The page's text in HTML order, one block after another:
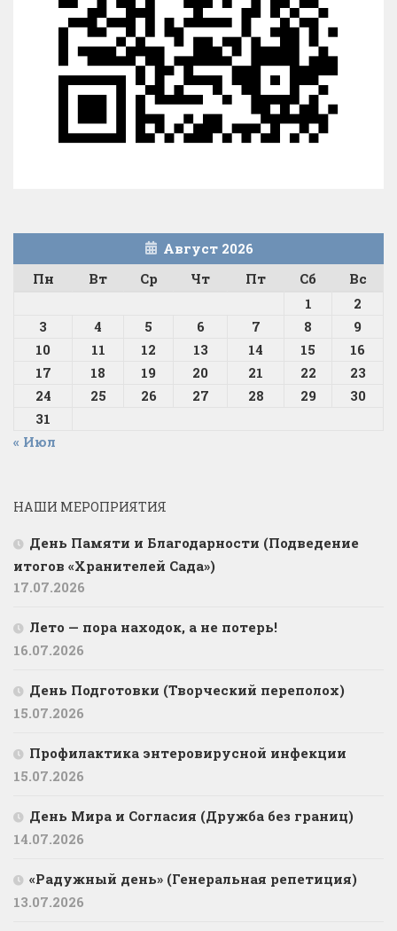
Август 2026
Пн
Вт Ср Чт Пт Сб
Вс
1
2
3
4 5 6 7 8
9
10
11 12 13 14 15
16
17
18 19 20 21 22
23
24
25 26 27 28 29
30
31
« Июл
НАШИ МЕРОПРИЯТИЯ
День Памяти и Благодарности (Подведение
итогов «Хранителей Сада»)
17.07.2026
Лето — пора находок, а не потерь!
16.07.2026
День Подготовки (Творческий переполох)
15.07.2026
Профилактика энтеровирусной инфекции
15.07.2026
День Мира и Согласия (Дружба без границ)
14.07.2026
«Радужный день» (Генеральная репетиция)
13.07.2026